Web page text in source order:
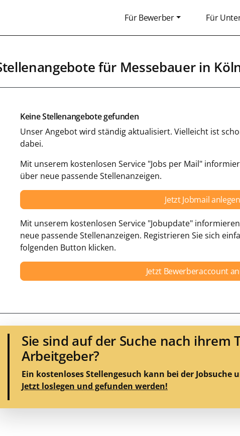
Für Bewerber Für
für Messebauerin
Keine Stellenangebote gefunden
Unser Angebot wird ständig aktualisiert. Vielleicht ist
dabei.
Mit unserem kostenlosen Service "Jobs per Mail"
über neue passende Stellenanzeigen.
Jetzt Jobmail anlegen
Mit unserem kostenlosen Service "Jobupdate"
neue passende Stellenanzeigen. Registrieren Sie sich
folgenden Button klicken.
Jetzt Bewerberaccount
Sie sind auf der Suche nach ihrem
Arbeitgeber?
Ein kostenloses Stellengesuch kann bei der Jobsuche
Jetzt loslegen und gefunden werden!